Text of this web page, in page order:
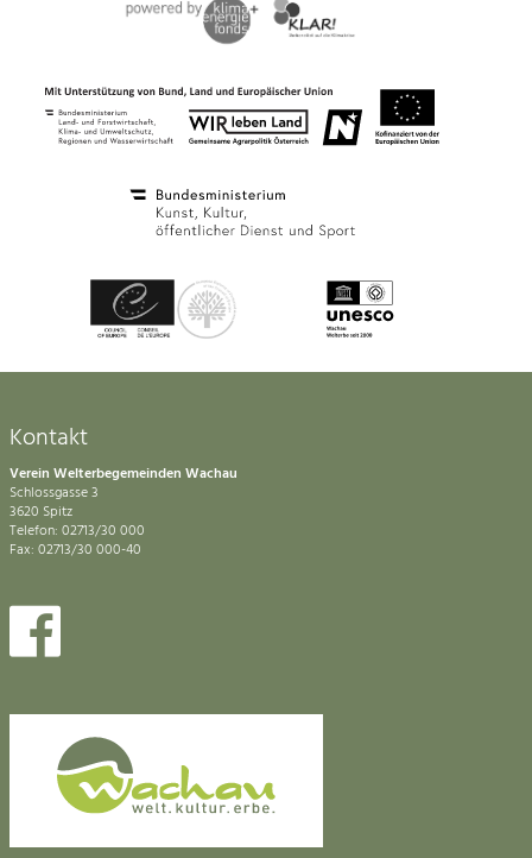
Kontakt
Verein Welterbegemeinden Wachau
Schlossgasse 3
3620 Spitz
Telefon: 02713/30 000
Fax: 02713/30 000-40